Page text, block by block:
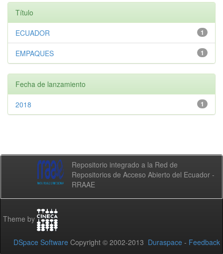
Título
1
ECUADOR
1
EMPAQUES
Fecha de lanzamiento
1
2018
Repositorio integrado a la Red de
Repositorios de Acceso Abierto del Ecuador -
RRAAE
Theme by
DSpace Software Copyright © 2002-2013 Duraspace - Feedback